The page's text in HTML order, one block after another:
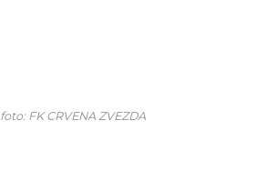
foto: FK CRVENA ZVEZDA